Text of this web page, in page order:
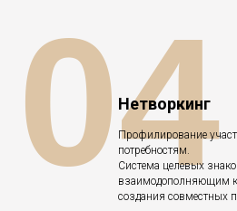
Нетворкинг
Профилирование
потребностям.
Система целевых
взаимодополняющим
создания совместных
04